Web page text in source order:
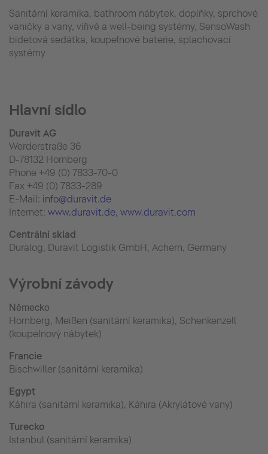
Sanitární keramika, bathroom nábytek, doplňky, sprchové
vaničky a vany, vířivé a well-being systémy, SensoWash
bidetová sedátka, koupelnové baterie, splachovací
systémy
Hlavní sídlo
Duravit AG
Werderstraße 36
D-78132 Hornberg
Phone +49 (0) 7833-70-0
Fax +49 (0) 7833-289
E-Mail: info@duravit.de
Internet: www.duravit.de, www.duravit.com
Centrální sklad
Duralog, Duravit Logistik GmbH, Achern, Germany
Výrobní závody
Německo
Hornberg, Meißen (sanitární keramika), Schenkenzell
(koupelnový nábytek)
Francie
Bischwiller (sanitární keramika)
Egypt
Káhira (sanitární keramika), Káhira (Akrylátové vany)
Turecko
Istanbul (sanitární keramika)